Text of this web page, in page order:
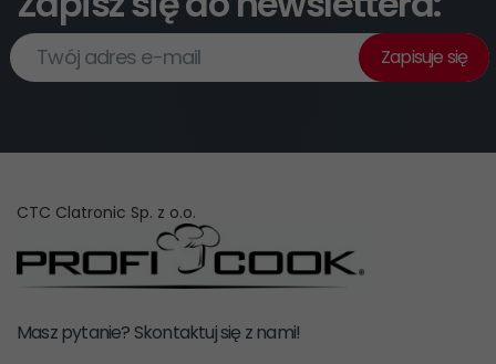
Twój adres e-mail Zapisuje się
CTC Clatronic Sp. z o.o.
Masz pytanie? Skontaktuj się z nami!